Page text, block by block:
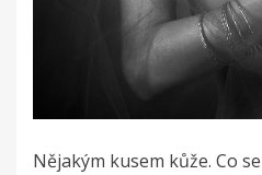
Nějakým kusem kůže. Co